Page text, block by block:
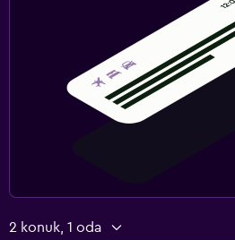
2 konuk, 1 oda